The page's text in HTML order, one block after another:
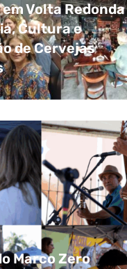
Volta Redonda
Cultura e
de Cervejas
Marco Zero